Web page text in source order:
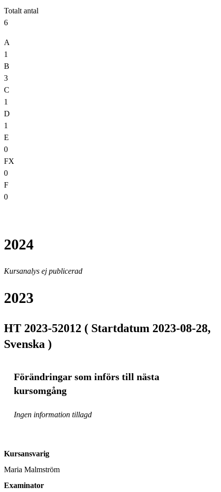
Totalt antal
6
A
1
B
3
C
1
D
1
E
0
FX
0
F
0
2024
Kursanalys ej publicerad
2023
HT 2023-52012 ( Startdatum 2023-08-28,
Svenska )
Förändringar som införs till nästa
kursomgång
Ingen information tillagd
Kursansvarig
Maria Malmström
Examinator